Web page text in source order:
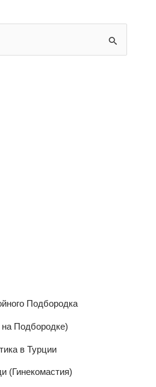
Подбородка
Подбородке)
в Турции
(Гинекомастия)